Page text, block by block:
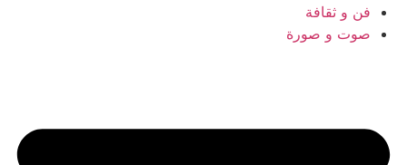
فن و ثقافة
صوت و صورة